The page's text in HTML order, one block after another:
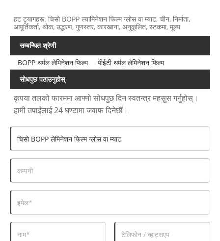
हट ट्यागहरू: चिसो BOPP ल्यामिनेशन फिल्म ग्लोस वा म्याट, चीन, निर्माता,
आपूर्तिकर्ता, थोक, उद्धरण, गुणस्तर, कारखाना, अनुकूलित, स्टकमा, मूल्य
सम्बन्धित श्रेणी
BOPP थर्मल लेमिनेशन फिल्म
पीईटी थर्मल लेमिनेशन फिल्म
सोधपुछ पठाउनुहोस्
कृपया तलको फारममा आफ्नो सोधपुछ दिन स्वतन्त्र महसुस गर्नुहोस्।
हामी तपाईंलाई 24 घण्टामा जवाफ दिनेछौं।